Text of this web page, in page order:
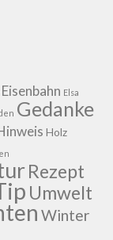
Eisenbahn Elsa
Gedanke
Holz
Rezept
Umwelt
Winter